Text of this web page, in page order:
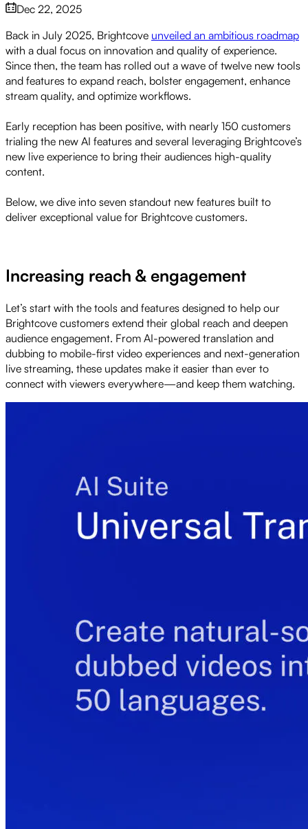
Dec 22, 2025
Back in July 2025, Brightcove unveiled an ambitious roadmap
with a dual focus on innovation and quality of experience.
Since then, the team has rolled out a wave of twelve new tools
and features to expand reach, bolster engagement, enhance
stream quality, and optimize workflows.
Early reception has been positive, with nearly 150 customers
trialing the new AI features and several leveraging Brightcove’s
new live experience to bring their audiences high-quality
content.
Below, we dive into seven standout new features built to
deliver exceptional value for Brightcove customers.
Increasing reach & engagement
Let’s start with the tools and features designed to help our
Brightcove customers extend their global reach and deepen
audience engagement. From AI-powered translation and
dubbing to mobile-first video experiences and next-generation
live streaming, these updates make it easier than ever to
connect with viewers everywhere—and keep them watching.